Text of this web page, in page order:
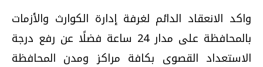
واكد الانعقاد الدائم لغرفة إدارة الكوارث والأزمات
بالمحافظة على مدار 24 ساعة فضلًا عن رفع درجة
الاستعداد القصوى بكافة مراكز ومدن المحافظة